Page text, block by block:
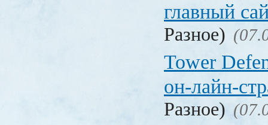
главный
Разное)
Tower
он-лайн-
Разное)